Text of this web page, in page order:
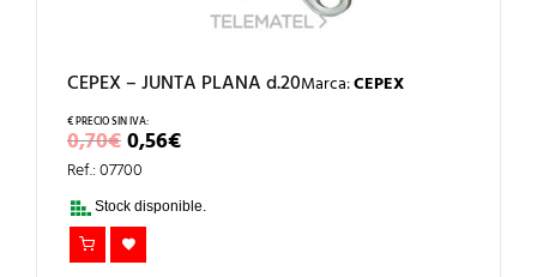
CEPEX – JUNTA PLANA d.20
0,70€EL
PRECIO
ORIGINAL
ERA:
0,70€.
0,56€EL
PRECIO
ES:
0,56€.
Marca:CEPEX
Ref.: 07700
Stock disponible.